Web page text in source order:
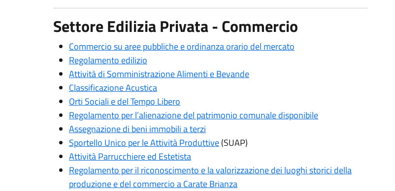
Settore Edilizia Privata - Commercio
Commercio su aree pubbliche e ordinanza orario del mercato
Regolamento edilizio
Attività di Somministrazione Alimenti e Bevande
Classificazione Acustica
Orti Sociali e del Tempo Libero
Regolamento per l’alienazione del patrimonio comunale disponibile
Assegnazione di beni immobili a terzi
Sportello Unico per le Attività Produttive(SUAP)
Attività Parrucchiere ed Estetista
Regolamento per il riconoscimento e la valorizzazione dei luoghi storici della
produzione e del commercio a Carate Brianza